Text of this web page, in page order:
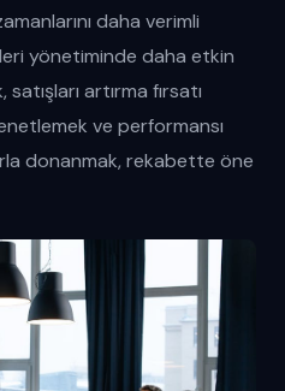
daha verimli
yönetiminde daha etkin
artırma fırsatı
ve performansı
donanmak, rekabette öne